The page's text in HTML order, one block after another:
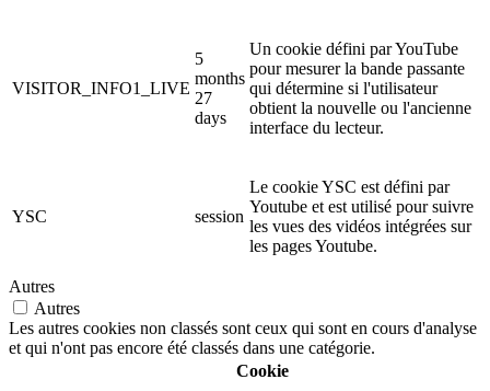
VISITOR_INFO1_LIVE
5
months
27
days
Un cookie défini par YouTube
pour mesurer la bande passante
qui détermine si l'utilisateur
obtient la nouvelle ou l'ancienne
interface du lecteur.
YSC session
Le cookie YSC est défini par
Youtube et est utilisé pour suivre
les vues des vidéos intégrées sur
les pages Youtube.
Autres
Autres
Les autres cookies non classés sont ceux qui sont en cours d'analyse
et qui n'ont pas encore été classés dans une catégorie.
Cookie